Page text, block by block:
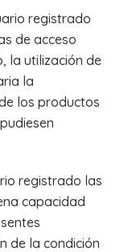
registrado
de acceso
la utilización de
la
los productos
registrado las
capacidad
de la condición